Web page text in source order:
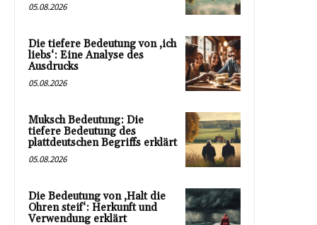
05.08.2026
Die tiefere Bedeutung von ‚ich
liebs‘: Eine Analyse des
Ausdrucks
05.08.2026
Muksch Bedeutung: Die
tiefere Bedeutung des
plattdeutschen Begriffs erklärt
05.08.2026
Die Bedeutung von ‚Halt die
Ohren steif‘: Herkunft und
Verwendung erklärt